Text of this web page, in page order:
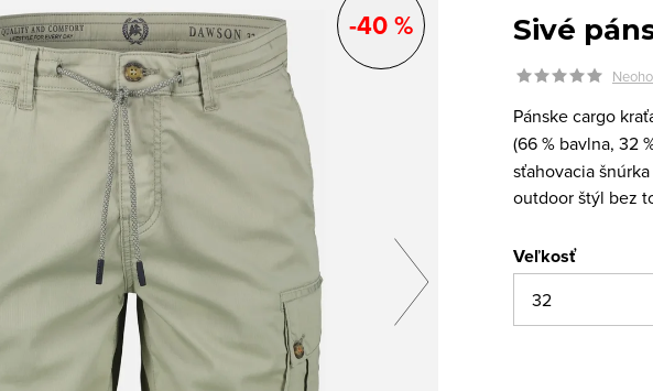
-40 % Sivé
Pánske cargo
(66 % bavlna, 32
sťahovacia
outdoor štýl bez
Veľkosť